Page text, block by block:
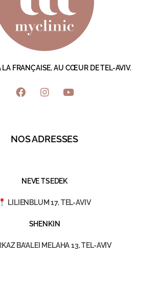
LA FRANÇAISE, AU CŒUR DE TEL-AVIV.
NOS ADRESSES
NEVE TSEDEK
LILIENBLUM 17, TEL-AVIV
SHENKIN
BA’ALEI MELAHA 13, TEL-AVIV